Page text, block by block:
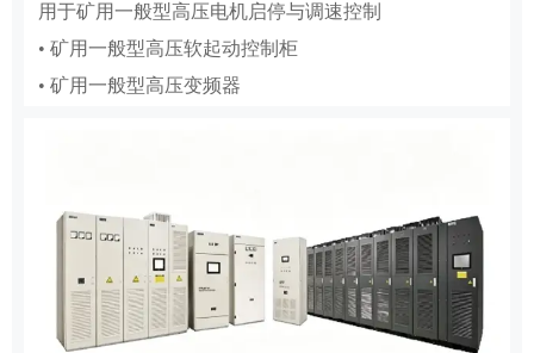
用于矿用一般型高压电机启停与调速控制
• 矿用一般型高压软起动控制柜
• 矿用一般型高压变频器
用于高低压电机的变频调速、节能与保护
• 辅助控制系统